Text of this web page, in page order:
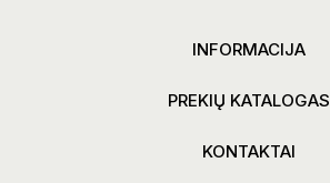
INFORMACIJA
PREKIŲ KATALOGAS
KONTAKTAI